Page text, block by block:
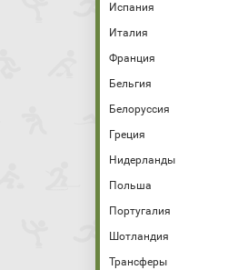
Испания
Италия
Франция
Бельгия
Белоруссия
Греция
Нидерланды
Польша
Португалия
Шотландия
Трансферы